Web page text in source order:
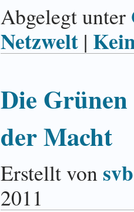
Abgelegt unter
Netzwelt |
Die
der Macht
Erstellt vonsvb
2011